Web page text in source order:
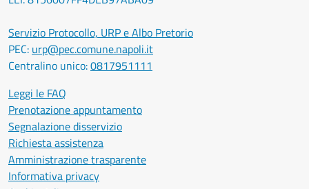
Servizio Protocollo, URP e Albo Pretorio
PEC: urp@pec.comune.napoli.it
Centralino unico:0817951111
Leggi le FAQ
Prenotazione appuntamento
Segnalazione disservizio
Richiesta assistenza
Amministrazione trasparente
Informativa privacy